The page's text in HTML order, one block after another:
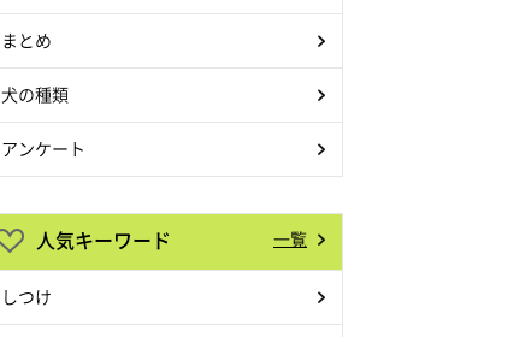
まとめ
犬の種類
アンケート
人気キーワード 一覧
しつけ